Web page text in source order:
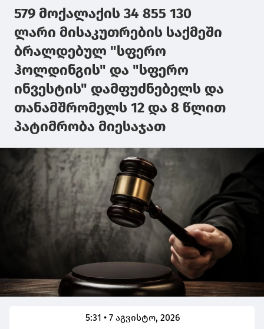
579 მოქალაქის 34 855 130
ლარი მისაკუთრების საქმეში
ბრალდებულ "სფერო
ჰოლდინგის" და "სფერო
ინვესტის" დამფუძნებელს და
თანამშრომელს 12 და 8 წლით
პატიმრობა მიესაჯათ
5:31 • 7 აგვისტო, 2026